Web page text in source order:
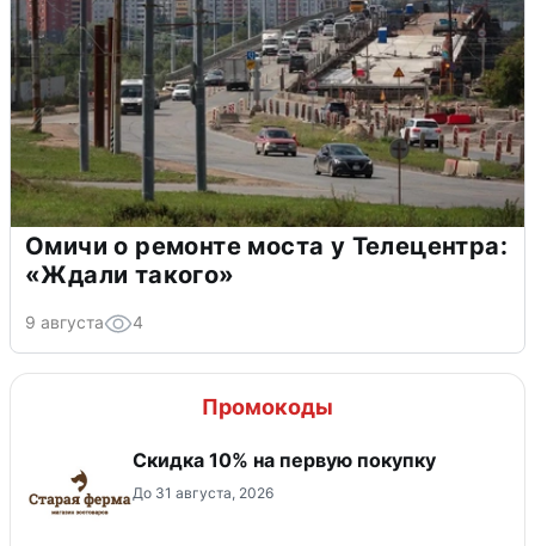
Омичи о ремонте моста у Телецентра:
«Ждали такого»
9 августа 4
Промокоды
Скидка​ 10% на первую покупку
До 31 августа, 2026